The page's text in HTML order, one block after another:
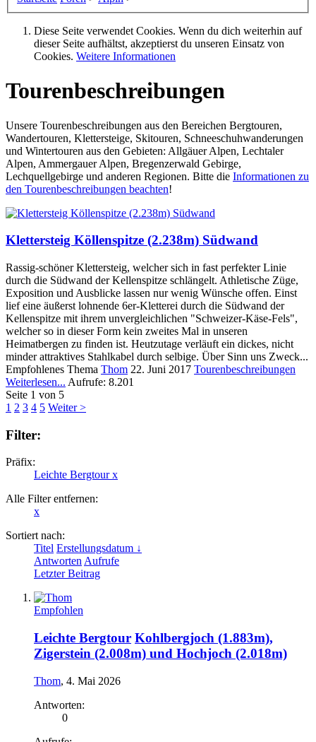
Diese Seite verwendet Cookies. Wenn du dich weiterhin auf
dieser Seite aufhältst, akzeptierst du unseren Einsatz von
Cookies. Weitere Informationen
Tourenbeschreibungen
Unsere Tourenbeschreibungen aus den Bereichen Bergtouren,
Wandertouren, Klettersteige, Skitouren, Schneeschuhwanderungen
und Wintertouren aus den Gebieten: Allgäuer Alpen, Lechtaler
Alpen, Ammergauer Alpen, Bregenzerwald Gebirge,
Lechquellgebirge und anderen Regionen. Bitte die Informationen zu
den Tourenbeschreibungen beachten!
Klettersteig Köllenspitze (2.238m) Südwand
Rassig-schöner Klettersteig, welcher sich in fast perfekter Linie
durch die Südwand der Kellenspitze schlängelt. Athletische Züge,
Exposition und Ausblicke lassen nur wenig Wünsche offen. Einst
lief eine äußerst lohnende 6er-Kletterei durch die Südwand der
Kellenspitze mit ihrem unvergleichlichen "Schweizer-Käse-Fels",
welcher so in dieser Form kein zweites Mal in unseren
Heimatbergen zu finden ist. Heutzutage verläuft ein dickes, nicht
minder attraktives Stahlkabel durch selbige. Über Sinn uns Zweck...
Empfohlenes Thema Thom 22. Juni 2017 Tourenbeschreibungen
Weiterlesen... Aufrufe: 8.201
Seite 1 von 5
1 2 3 4 5 Weiter >
Filter:
Präfix:
Leichte Bergtourx
Alle Filter entfernen:
x
Sortiert nach:
Titel Erstellungsdatum ↓
AntwortenAufrufe
Letzter Beitrag
Empfohlen
Leichte Bergtour Kohlbergjoch (1.883m),
Zigerstein (2.008m) und Hochjoch (2.018m)
Thom, 4. Mai 2026
Antworten:
0